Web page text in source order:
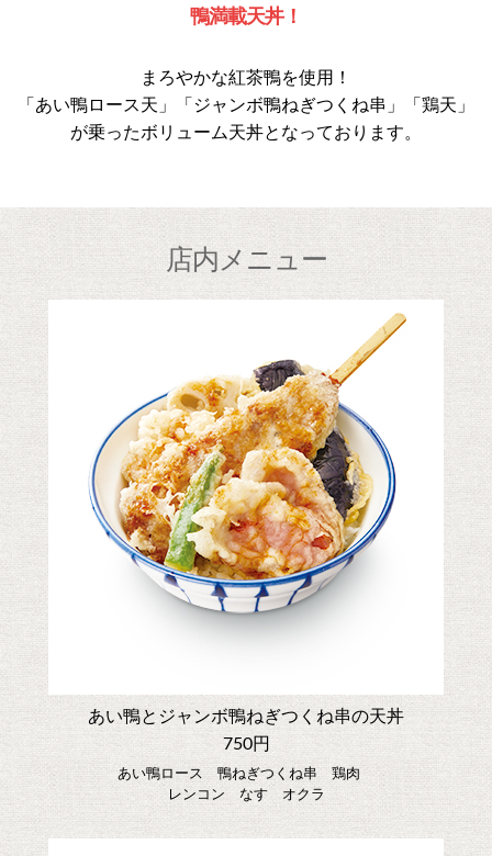
鴨満載天丼！
まろやかな紅茶鴨を使用！
「あい鴨ロース天」「ジャンボ鴨ねぎつくね串」「鶏天」
が乗ったボリューム天丼となっております。
店内メニュー
あい鴨とジャンボ鴨ねぎつくね串の天丼
750円
あい鴨ロース 鴨ねぎつくね串 鶏肉
レンコン なす オクラ